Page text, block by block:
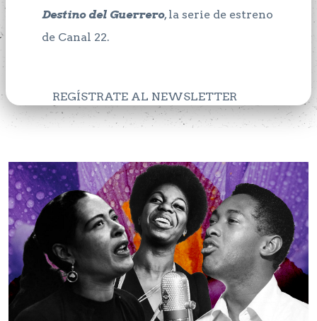
Destino del Guerrero, la serie de estreno
de Canal 22.
REGÍSTRATE AL NEWSLETTER